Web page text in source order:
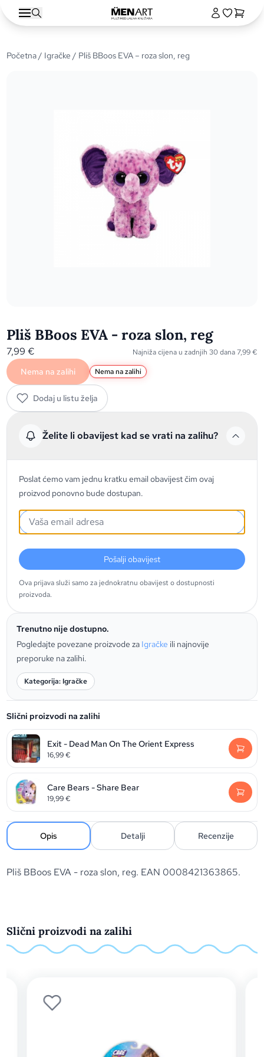
Početna/ Igračke / Pliš BBoos EVA – roza slon, reg
Pliš BBoos EVA - roza slon, reg
7,99€ Najniža cijena u zadnjih 30 dana7,99€
Nema na zalihi Nema na zalihi
Dodaj u listu želja
Želite li obavijest kad se vrati na zalihu?
Poslat ćemo vam jednu kratku email obavijest čim ovaj
proizvod ponovno bude dostupan.
Pošalji obavijest
Ova prijava služi samo za jednokratnu obavijest o dostupnosti
proizvoda.
Trenutno nije dostupno.
Pogledajte povezane proizvode za Igračke ili najnovije
preporuke na zalihi.
Kategorija: Igračke
Slični proizvodi na zalihi
Exit - Dead Man On The Orient Express
16,99€
Care Bears - Share Bear
19,99€
Opis Detalji Recenzije
Pliš BBoos EVA - roza slon, reg. EAN 0008421363865.
Slični proizvodi na zalihi